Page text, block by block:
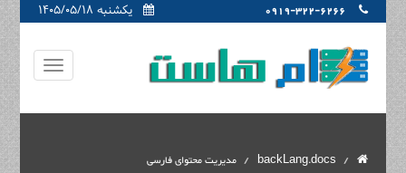
یکشنبه ۱۴۰۵/۰۵/۱۸ 0919-322-6266
backLang.docs مدیریت محتوای فارسی